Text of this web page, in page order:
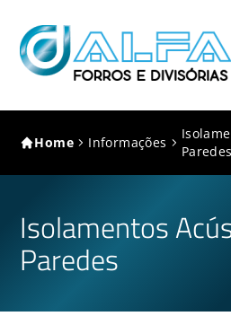
Home Informações
Paredes
Isolamentos
Paredes